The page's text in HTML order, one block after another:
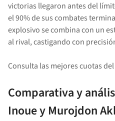
victorias llegaron antes del
el 90% de sus combates
explosivo se combina con un
al rival, castigando con
Consulta las mejores cuotas
Comparativa y
Inoue y Murojdon